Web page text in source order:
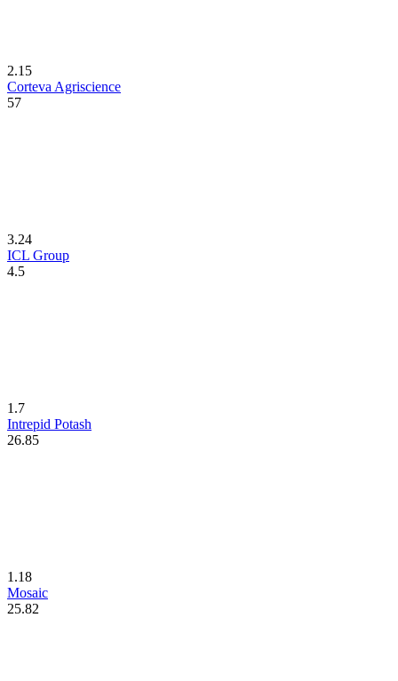
2.15
Corteva Agriscience
57
3.24
ICL Group
4.5
1.7
Intrepid Potash
26.85
1.18
Mosaic
25.82